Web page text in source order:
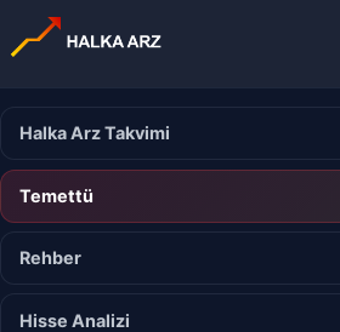
Halka Arz Takvimi
Temettü
Rehber
Hisse Analizi